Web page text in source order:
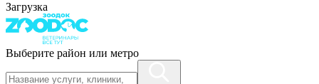
Загрузка
Выберите район или метро